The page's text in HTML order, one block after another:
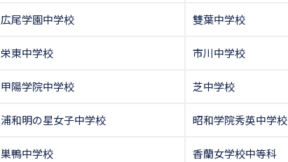
広尾学園中学校 雙葉中学校
栄東中学校 市川中学校
甲陽学院中学校 芝中学校
浦和明の星女子中学校 昭和学院秀英中学校
巣鴨中学校 香蘭女学校中等科